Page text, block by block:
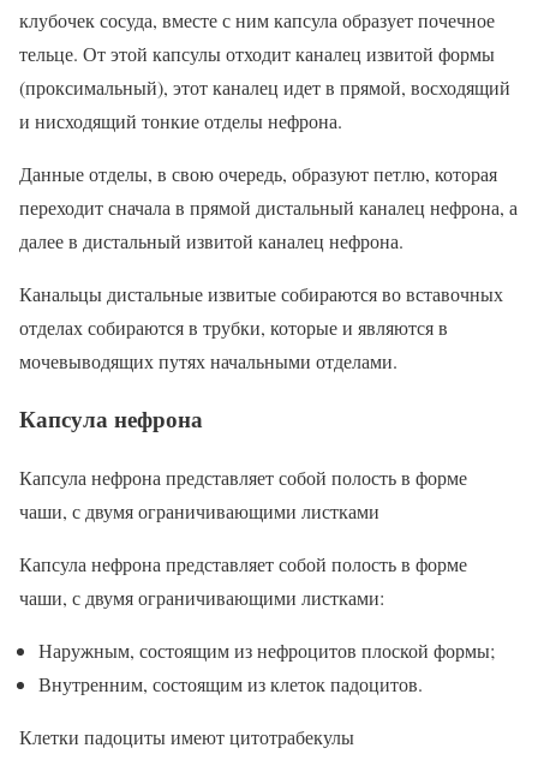
клубочек сосуда, вместе с ним капсула образует почечное
тельце. От этой капсулы отходит каналец извитой формы
(проксимальный), этот каналец идет в прямой, восходящий
и нисходящий тонкие отделы нефрона.
Данные отделы, в свою очередь, образуют петлю, которая
переходит сначала в прямой дистальный каналец нефрона, а
далее в дистальный извитой каналец нефрона.
Канальцы дистальные извитые собираются во вставочных
отделах собираются в трубки, которые и являются в
мочевыводящих путях начальными отделами.
Капсула нефрона
Капсула нефрона представляет собой полость в форме
чаши, с двумя ограничивающими листками
Капсула нефрона представляет собой полость в форме
чаши, с двумя ограничивающими листками:
Наружным, состоящим из нефроцитов плоской формы;
Внутренним, состоящим из клеток падоцитов.
Клетки падоциты имеют цитотрабекулы